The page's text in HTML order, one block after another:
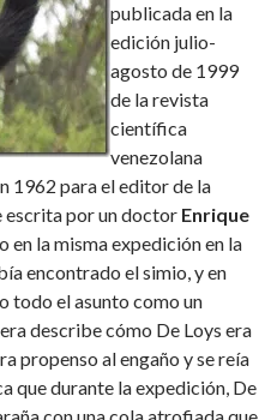
publicada en la
edición julio-
agosto de 1999
de la revista
científica
venezolana
1962 para el editor de la
escrita por un doctor Enrique
en la misma expedición en la
encontrado el simio, y en
todo el asunto como un
describe cómo De Loys era
propenso al engaño y se reía
que durante la expedición, De